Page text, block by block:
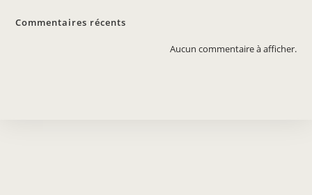
Commentaires récents
Aucun commentaire à afficher.